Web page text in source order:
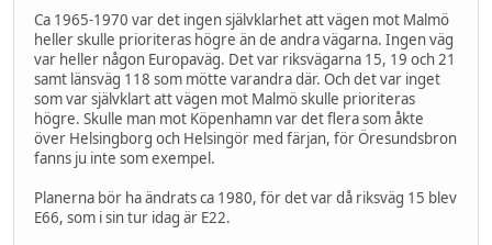
Ca 1965-1970 var det ingen självklarhet att vägen mot Malmö
heller skulle prioriteras högre än de andra vägarna. Ingen väg
var heller någon Europaväg. Det var riksvägarna 15, 19 och 21
samt länsväg 118 som mötte varandra där. Och det var inget
som var självklart att vägen mot Malmö skulle prioriteras
högre. Skulle man mot Köpenhamn var det flera som åkte
över Helsingborg och Helsingör med färjan, för Öresundsbron
fanns ju inte som exempel.
Planerna bör ha ändrats ca 1980, för det var då riksväg 15 blev
E66, som i sin tur idag är E22.